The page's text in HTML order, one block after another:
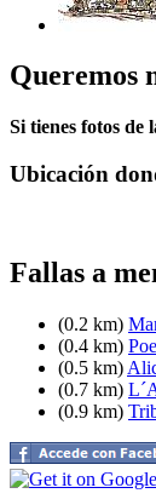
Queremos
Si tienes fotos
Ubicación
Fallas a
(0.2 km)
(0.4 km)
(0.5 km)
(0.7 km)
(0.9 km)